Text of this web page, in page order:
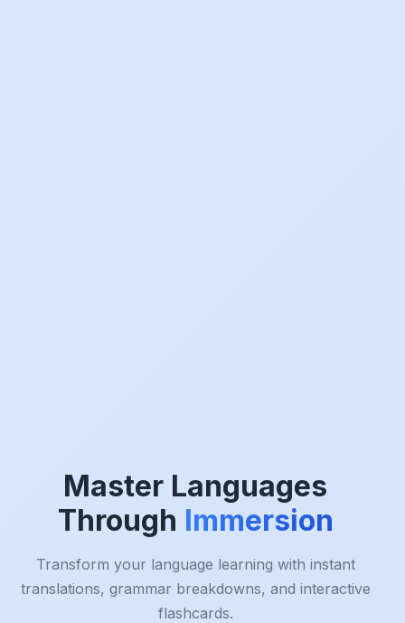
Master Languages
Through Immersion
Transform your language learning with instant
translations, grammar breakdowns, and interactive
flashcards.